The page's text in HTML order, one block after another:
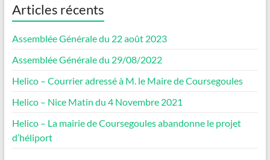
Articles récents
Assemblée Générale du 22 août 2023
Assemblée Générale du 29/08/2022
Helico – Courrier adressé à M. le Maire de Coursegoules
Helico – Nice Matin du 4 Novembre 2021
Helico – La mairie de Coursegoules abandonne le projet
d’héliport